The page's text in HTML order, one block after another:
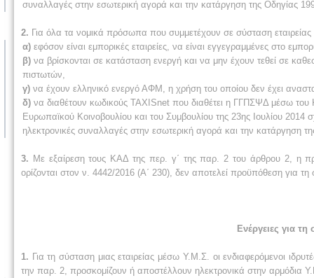
συναλλαγές στην εσωτερική αγορά και την κατάργηση της Οδηγίας
2. Για όλα τα νομικά πρόσωπα που συμμετέχουν σε σύσταση εταιρείας
α) εφόσον είναι εμπορικές εταιρείες, να είναι εγγεγραμμένες στο
β) να βρίσκονται σε κατάσταση ενεργή και να μην έχουν τεθεί σε
πιστω­τών,
γ) να έχουν ελληνικό ενεργό ΑΦΜ, η χρήση του οποίου δεν έχει
δ) να διαθέτουν κωδικούς TAXISnet που διαθέτει η ΓΓΠΣΨΔ μέσω
Ευρωπαϊκού Κοινοβουλίου και του Συμβουλίου της 23ης Ιουλίου 2014
ηλεκτρονικές συναλλαγές στην εσωτερική αγορά και την κατάργηση
3. Με εξαίρεση τους ΚΑΔ της περ. γ΄ της παρ. 2 του άρθρου 2, η
ορίζονται στον ν. 4442/2016 (Α΄ 230), δεν αποτελεί προϋπόθεση για τη
Ενέργειες για
1. Για τη σύσταση μιας εταιρείας μέσω Υ.Μ.Σ. οι ενδιαφερόμενοι
την παρ. 2, προσκομίζουν ή αποστέλλουν ηλεκτρονικά στην αρμόδια